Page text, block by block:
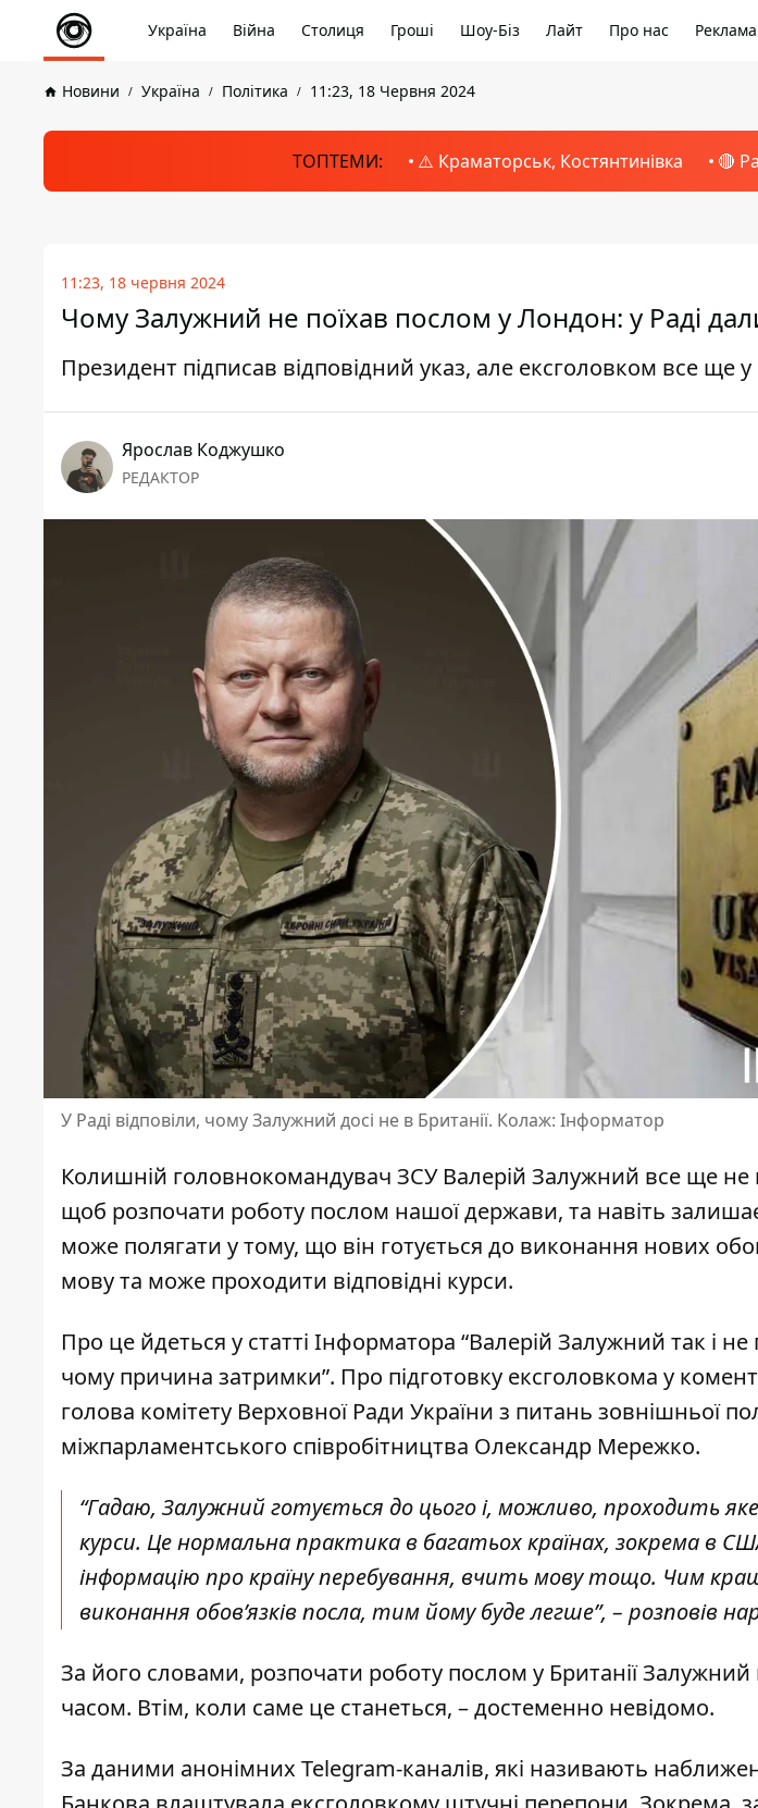
Україна Війна Столиця Гроші Шоу-Біз Лайт Про нас Реклама
Новини Україна Політика 11:23, 18 Червня 2024
ТОПТЕМИ: ⚠️ Краматорськ, Костянтинівка 🔴
11:23, 18 червня 2024
Чому Залужний не поїхав послом у Лондон: у Раді
Президент підписав відповідний указ, але ексголовком все ще у
Ярослав Коджушко
РЕДАКТОР
У Раді відповіли, чому Залужний досі не в Британії. Колаж: Інформатор
Колишній головнокомандувач ЗСУ Валерій Залужний все ще не
щоб розпочати роботу послом нашої держави, та навіть
може полягати у тому, що він готується до виконання нових
мову та може проходити відповідні курси.
Про це йдеться у статті Інформатора “Валерій Залужний так і
чому причина затримки”. Про підготовку ексголовкома у
голова комітету Верховної Ради України з питань зовнішньої
міжпарламентського співробітництва Олександр Мережко.
“Гадаю, Залужний готується до цього і, можливо, проходить
курси. Це нормальна практика в багатьох країнах, зокрема в
інформацію про країну перебування, вчить мову тощо. Чим
виконання обовʼязків посла, тим йому буде легше”, – розповів
За його словами, розпочати роботу послом у Британії
часом. Втім, коли саме це станеться, – достеменно невідомо.
За даними анонімних Telegram-каналів, які називають